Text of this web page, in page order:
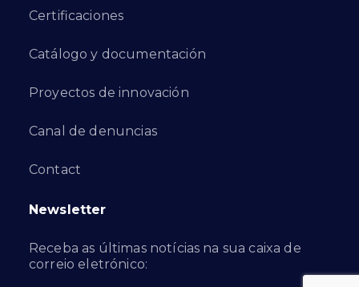
Certificaciones
Catálogo y documentación
Proyectos de innovación
Canal de denuncias
Contact
Newsletter
Receba as últimas notícias na sua caixa de
correio eletrónico: